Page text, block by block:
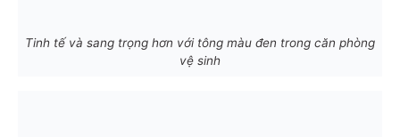
Tinh tế và sang trọng hơn với tông màu đen trong căn phòng
vệ sinh